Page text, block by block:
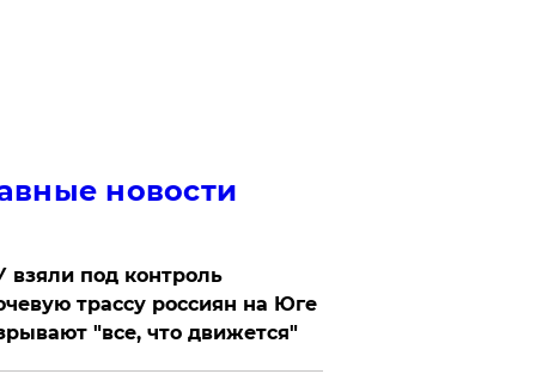
новости
взяли под контроль
трассу россиян на Юге
"все, что движется"